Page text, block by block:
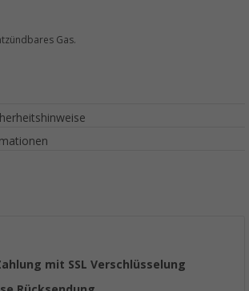
Gas.
mit SSL Verschlüsselung